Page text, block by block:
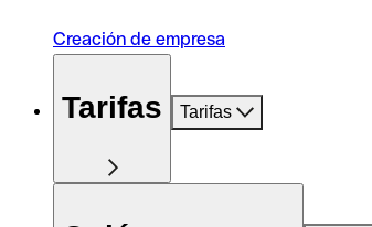
Creación de empresa
Tarifas Tarifas